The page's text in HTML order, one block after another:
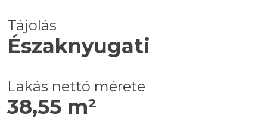
Tájolás
Északnyugati
Lakás nettó mérete
38,55 m²